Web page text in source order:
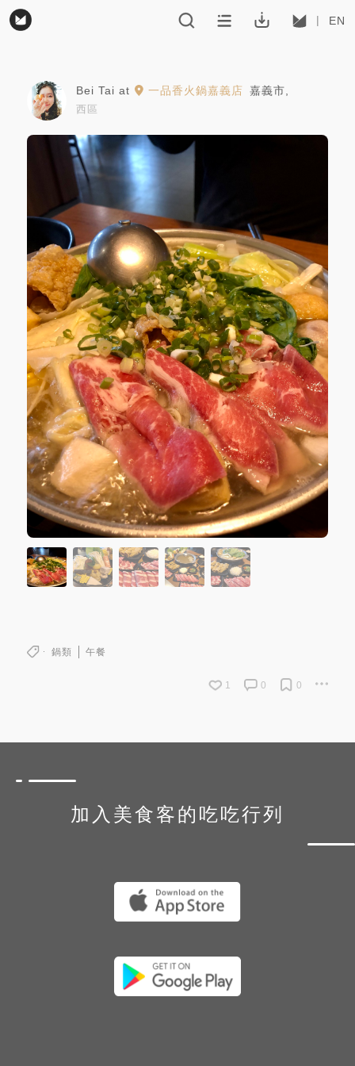
EN
Bei Tai at 一品香火鍋嘉義店 嘉義市
西區
鍋類 午餐
1 0 0
加入美食客的吃吃行列